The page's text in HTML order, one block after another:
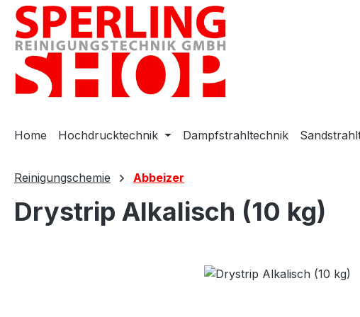
Hauptinhalt springen
Zur Suche springen
Zur Hauptnavigation springen
Home Hochdrucktechnik Dampfstrahltechnik
Reinigungschemie Abbeizer
Drystrip Alkalisch (10 kg)